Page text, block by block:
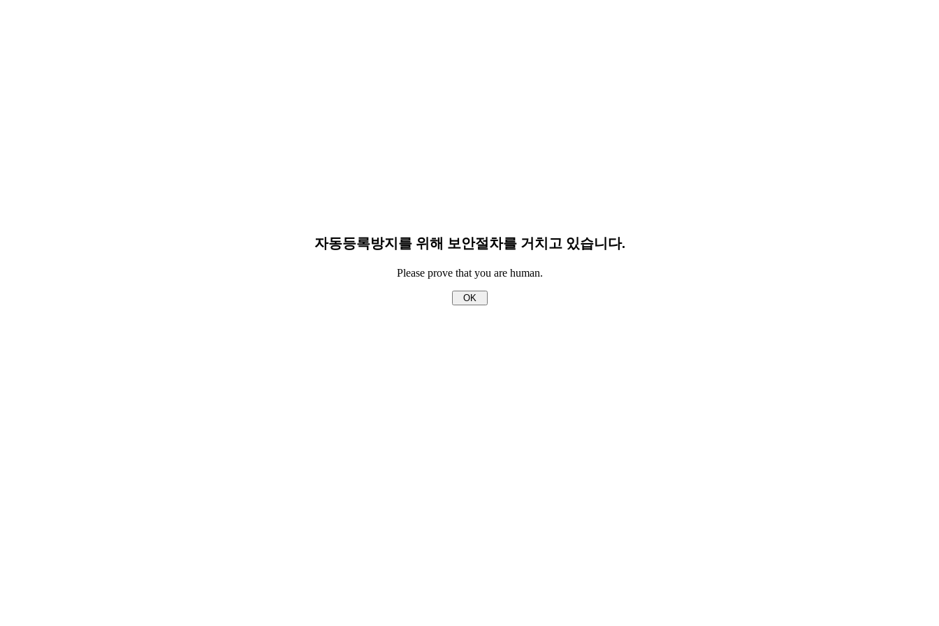
자동등록방지를 위해 보안절차를 거치고 있습니다.
Please prove that you are human.